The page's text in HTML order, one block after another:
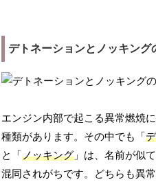
デトネーションとノッキング
エンジン内部で起こる異常燃焼
種類があります。その中でも「
と「ノッキング 」は、名前が似
混同されがちです。どちらも異